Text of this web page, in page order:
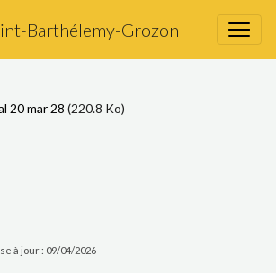
Barthélemy-Grozon
du 20 mars 2026
20 mar 28 (220.8 Ko)
à jour : 09/04/2026